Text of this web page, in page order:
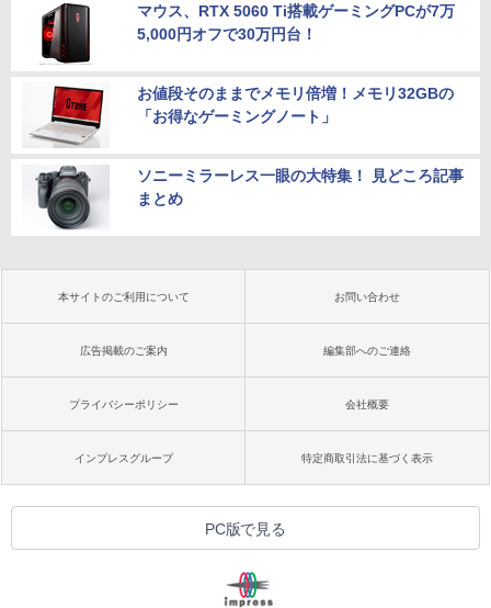
マウス、RTX 5060 Ti搭載ゲーミングPCが7万
5,000円オフで30万円台！
お値段そのままでメモリ倍増！メモリ32GBの
「お得なゲーミングノート」
ソニーミラーレス一眼の大特集！ 見どころ記事
まとめ
本サイトのご利用について お問い合わせ
広告掲載のご案内 編集部へのご連絡
プライバシーポリシー 会社概要
インプレスグループ 特定商取引法に基づく表示
PC版で見る